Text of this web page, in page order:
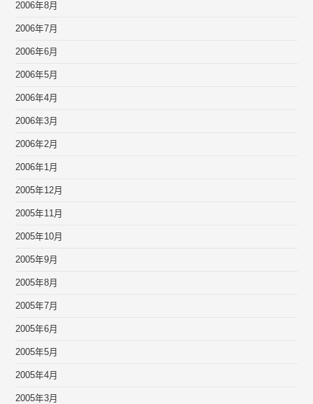
2006年8月
2006年7月
2006年6月
2006年5月
2006年4月
2006年3月
2006年2月
2006年1月
2005年12月
2005年11月
2005年10月
2005年9月
2005年8月
2005年7月
2005年6月
2005年5月
2005年4月
2005年3月